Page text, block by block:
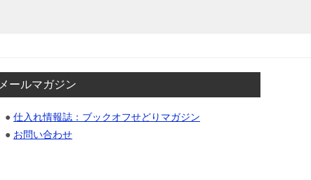
メールマガジン
● 仕入れ情報誌：ブックオフせどりマガジン
● お問い合わせ